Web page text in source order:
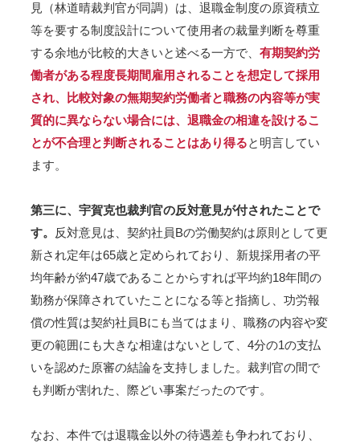
見（林道晴裁判官が同調）は、退職金制度の原資積立
等を要する制度設計について使用者の裁量判断を尊重
する余地が比較的大きいと述べる一方で、 有期契約労
働者がある程度長期間雇用されることを想定して採用
され、比較対象の無期契約労働者と職務の内容等が実
質的に異ならない場合には、退職金の相違を設けるこ
とが不合理と判断されることはあり得ると明言してい
ます。
第三に、宇賀克也裁判官の反対意見が付されたことで
す。
反対意見は、契約社員Bの労働契約は原則として更
新され定年は65歳と定められており、新規採用者の平
均年齢が約47歳であることからすれば平均約18年間の
勤務が保障されていたことになる等と指摘し、功労報
償の性質は契約社員Bにも当てはまり、職務の内容や変
更の範囲にも大きな相違はないとして、4分の1の支払
いを認めた原審の結論を支持しました。裁判官の間で
も判断が割れた、際どい事案だったのです。
なお、本件では退職金以外の待遇差も争われており、